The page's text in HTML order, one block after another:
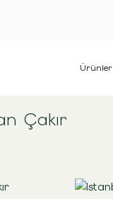
Ürünler
Çakır